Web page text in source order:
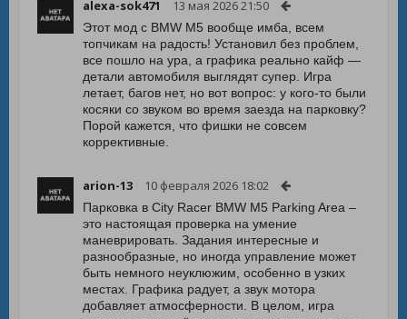
alexa-sok471 13 мая 2026 21:50
Этот мод с BMW M5 вообще имба, всем
топчикам на радость! Установил без проблем,
все пошло на ура, а графика реально кайф —
детали автомобиля выглядят супер. Игра
летает, багов нет, но вот вопрос: у кого-то были
косяки со звуком во время заезда на парковку?
Порой кажется, что фишки не совсем
коррективные.
arion-13 10 февраля 2026 18:02
Парковка в City Racer BMW M5 Parking Area –
это настоящая проверка на умение
маневрировать. Задания интересные и
разнообразные, но иногда управление может
быть немного неуклюжим, особенно в узких
местах. Графика радует, а звук мотора
добавляет атмосферности. В целом, игра